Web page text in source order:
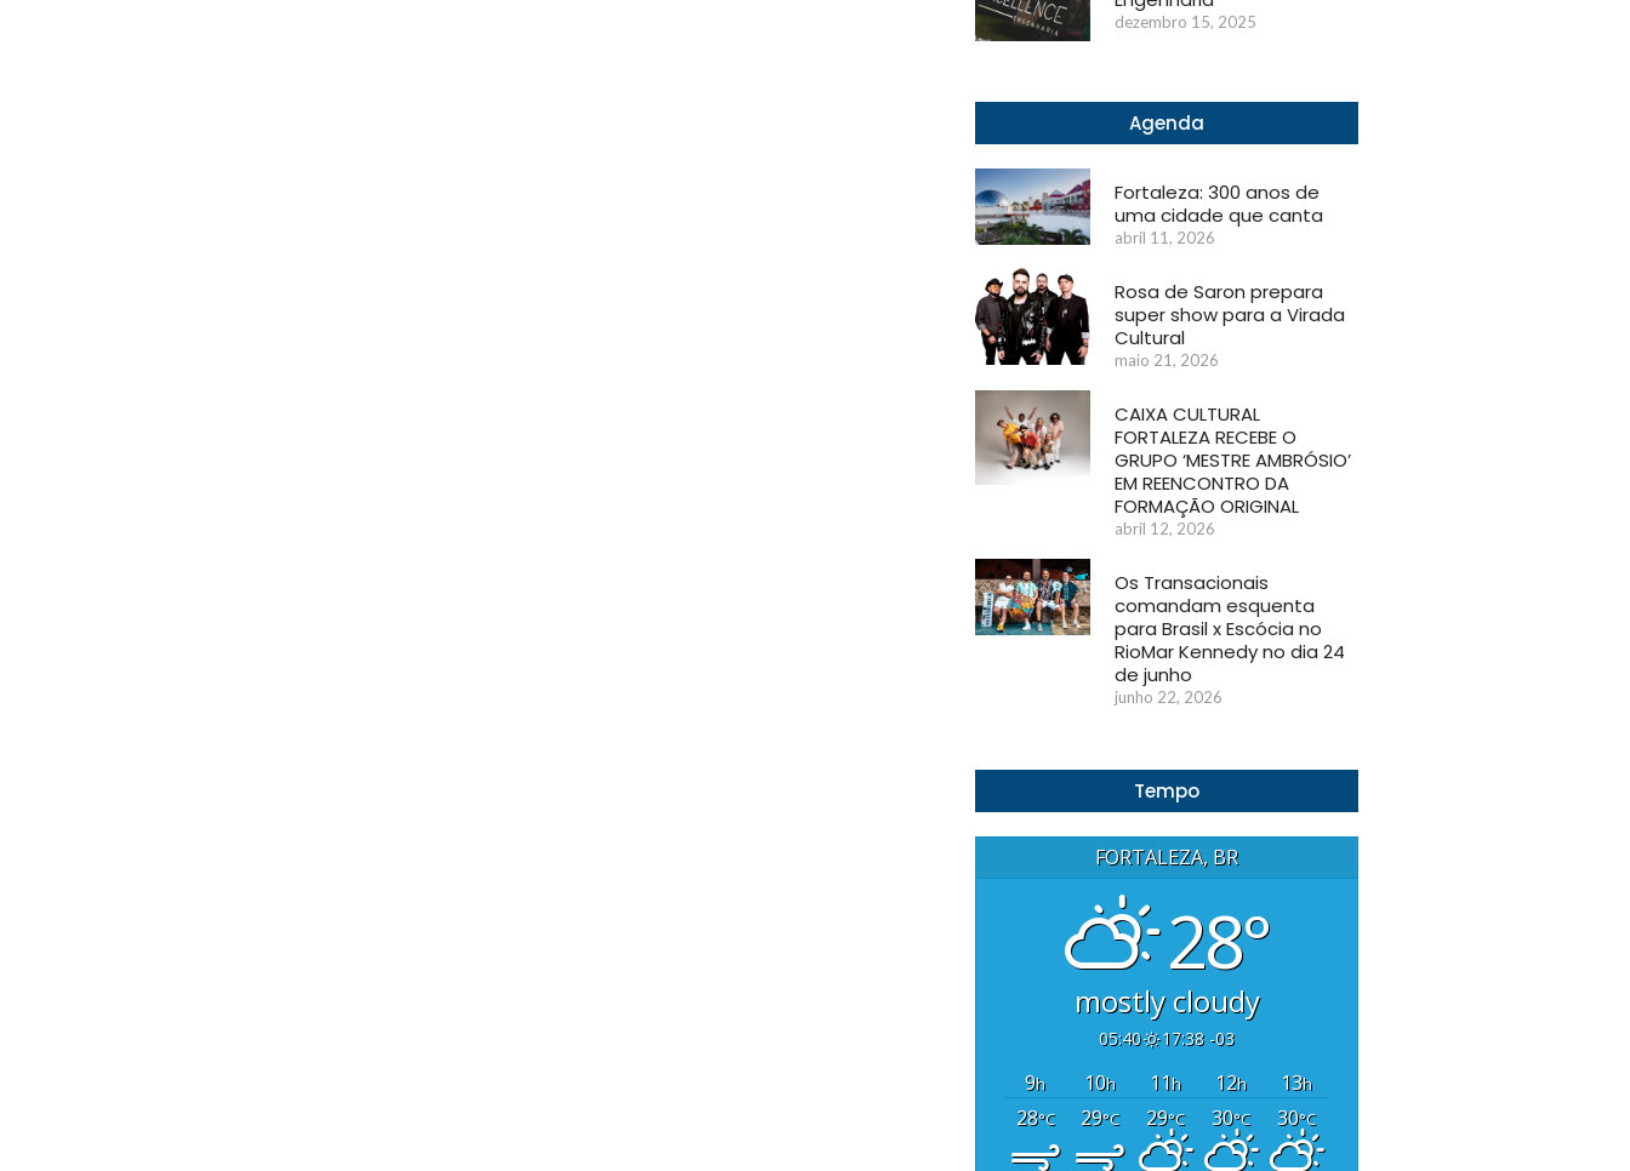
dezembro 15, 2025
Agenda
Fortaleza: 300 anos de
uma cidade que canta
abril 11, 2026
Rosa de Saron prepara
super show para a Virada
Cultural
maio 21, 2026
CAIXA CULTURAL
FORTALEZA RECEBE O
GRUPO ‘MESTRE AMBRÓSIO’
EM REENCONTRO DA
FORMAÇÃO ORIGINAL
abril 12, 2026
Os Transacionais
comandam esquenta
para Brasil x Escócia no
RioMar Kennedy no dia 24
de junho
junho 22, 2026
Tempo
FORTALEZA, BR
28°
mostly cloudy
05:40 17:38 -03
9h 10h 11h 12h 13h
28°C 29°C 29°C 30°C 30°C